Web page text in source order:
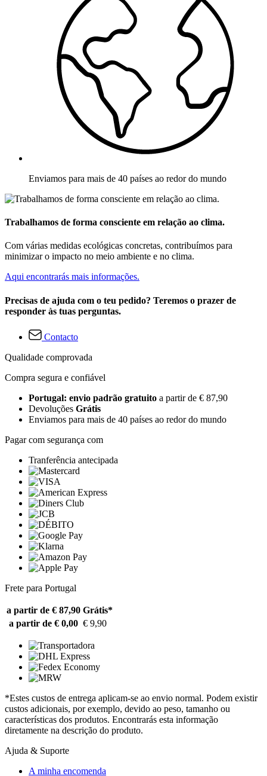
Enviamos para mais de 40 países ao redor do mundo
Trabalhamos de forma consciente em relação ao clima.
Com várias medidas ecológicas concretas, contribuímos para
minimizar o impacto no meio ambiente e no clima.
Aqui encontrarás mais informações.
Precisas de ajuda com o teu pedido? Teremos o prazer de
responder às tuas perguntas.
Contacto
Qualidade comprovada
Compra segura e confiável
Portugal: envio padrão gratuito a partir de € 87,90
Devoluções Grátis
Enviamos para mais de 40 países ao redor do mundo
Pagar com segurança com
Tranferência antecipada
Frete para Portugal
a partir de € 87,90 Grátis*
a partir de € 0,00 € 9,90
*Estes custos de entrega aplicam-se ao envio normal. Podem existir
custos adicionais, por exemplo, devido ao peso, tamanho ou
características dos produtos. Encontrarás esta informação
diretamente na descrição do produto.
Ajuda & Suporte
A minha encomenda